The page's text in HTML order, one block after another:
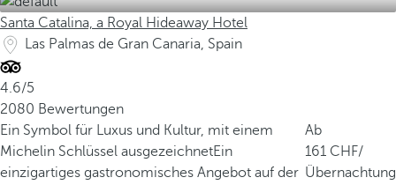
Santa Catalina, a Royal Hideaway Hotel
Las Palmas de Gran Canaria, Spain
4.6/5
2080 Bewertungen
Ein Symbol für Luxus und Kultur, mit einem
Michelin Schlüssel ausgezeichnetEin
einzigartiges gastronomisches Angebot auf der
Ab
161
/
Übernachtung